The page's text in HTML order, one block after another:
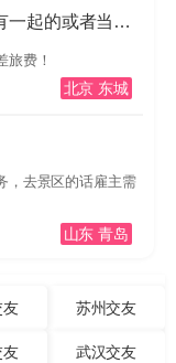
去青岛玩一周！有没有一起的或者当地的导游推荐一下！有
旅费！
北京 东城
，去景区的话雇主需
山东 青岛
友 苏州交友
友 武汉交友